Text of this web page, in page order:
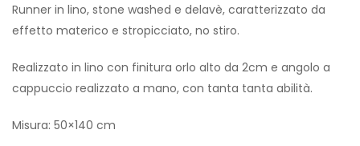
Runner in lino, stone washed e delavè, caratterizzato da
effetto materico e stropicciato, no stiro.
Realizzato in lino con finitura orlo alto da 2cm e angolo a
cappuccio realizzato a mano, con tanta tanta abilità.
Misura: 50×140 cm